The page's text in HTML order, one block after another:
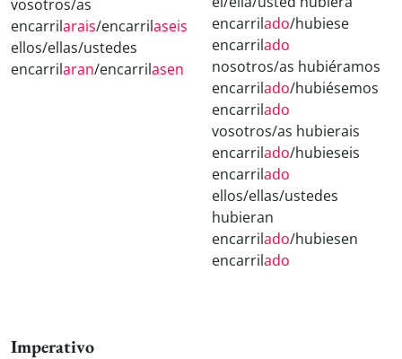
vosotros/as
encarrilarais/encarrilaseis
ellos/ellas/ustedes
encarrilaran/encarrilasen
encarrilado/hubiese
encarrilado
nosotros/as hubiéramos
encarrilado/hubiésemos
encarrilado
vosotros/as hubierais
encarrilado/hubieseis
encarrilado
ellos/ellas/ustedes
hubieran
encarrilado/hubiesen
encarrilado
Imperativo